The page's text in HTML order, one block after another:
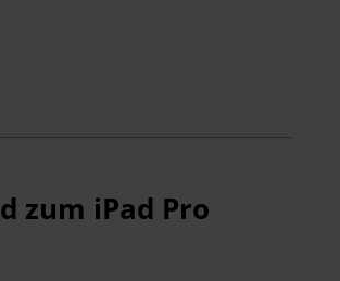
zum iPad Pro